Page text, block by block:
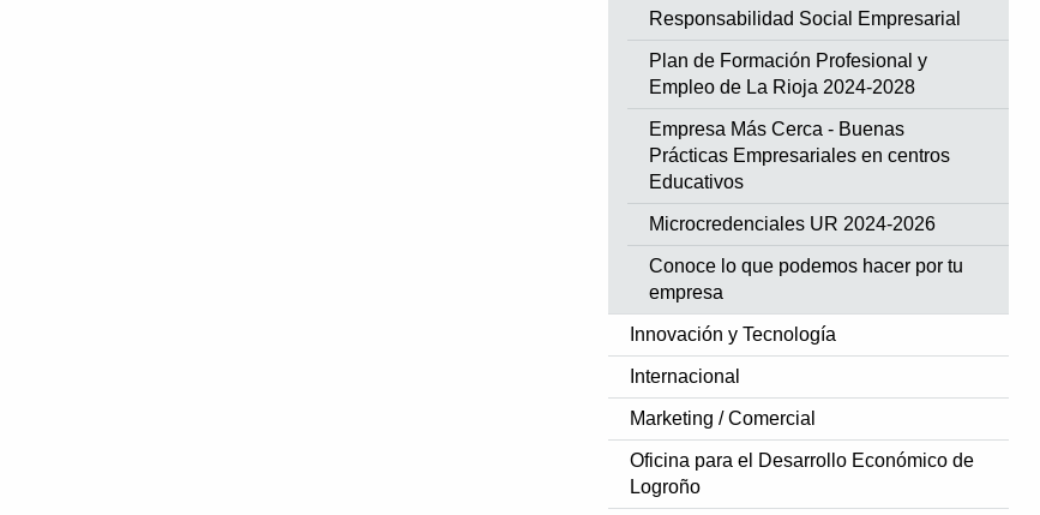
Responsabilidad Social Empresarial
Plan de Formación Profesional y
Empleo de La Rioja 2024-2028
Empresa Más Cerca - Buenas
Prácticas Empresariales en centros
Educativos
Microcredenciales UR 2024-2026
Conoce lo que podemos hacer por tu
empresa
Innovación y Tecnología
Internacional
Marketing / Comercial
Oficina para el Desarrollo Económico de
Logroño